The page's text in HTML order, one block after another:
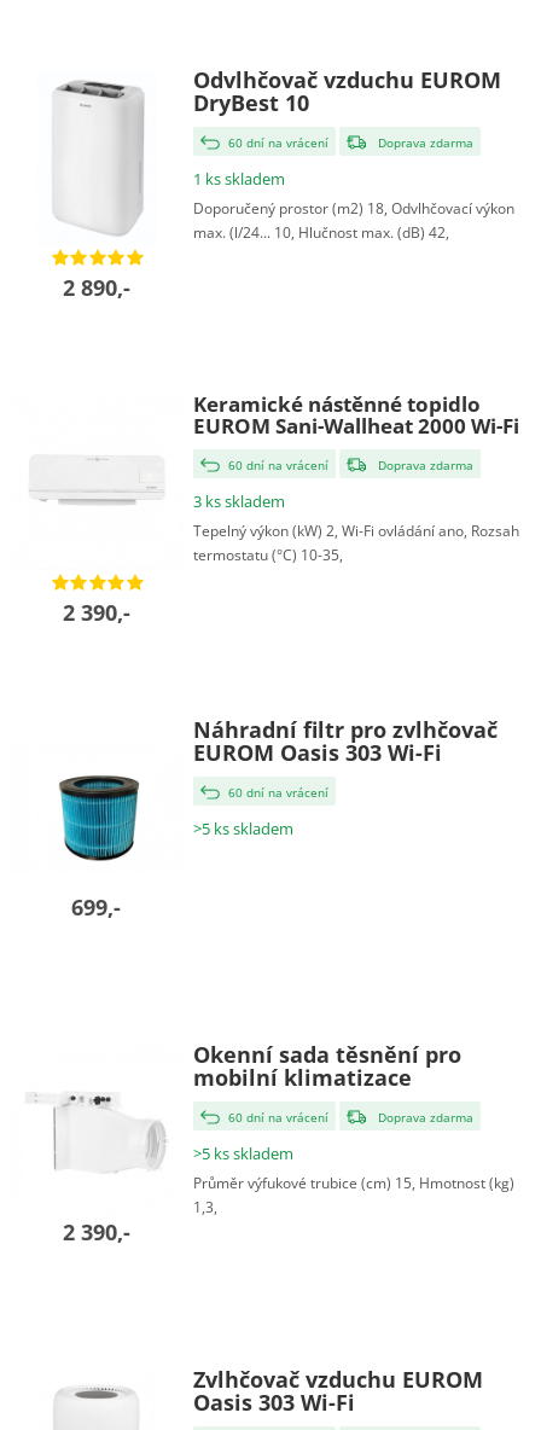
2 890,-
Odvlhčovač vzduchu EUROM
DryBest 10
60 dní na vrácení Doprava zdarma
1 ks skladem
Doporučený prostor (m2) 18, Odvlhčovací výkon
max. (l/24... 10, Hlučnost max. (dB) 42,
2 390,-
Keramické nástěnné topidlo
EUROM Sani-Wallheat 2000 Wi-Fi
60 dní na vrácení Doprava zdarma
3 ks skladem
Tepelný výkon (kW) 2, Wi-Fi ovládání ano, Rozsah
termostatu (°C) 10-35,
699,-
Náhradní filtr pro zvlhčovač
EUROM Oasis 303 Wi-Fi
60 dní na vrácení
>5 ks skladem
2 390,-
Okenní sada těsnění pro
mobilní klimatizace
60 dní na vrácení Doprava zdarma
>5 ks skladem
Průměr výfukové trubice (cm) 15, Hmotnost (kg)
1,3,
Zvlhčovač vzduchu EUROM
Oasis 303 Wi-Fi